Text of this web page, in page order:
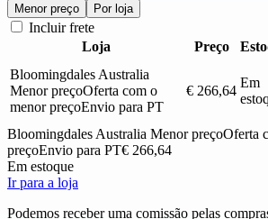
Menor preço Por loja
Incluir frete
Loja
Preço
Bloomingdales Australia
Menor preçoOferta com o
menor preçoEnvio para PT
€ 266,64
Em
Bloomingdales Australia Menor preçoOferta
preçoEnvio para PT€ 266,64
Em estoque
Ir para a loja
Podemos receber uma comissão pelas